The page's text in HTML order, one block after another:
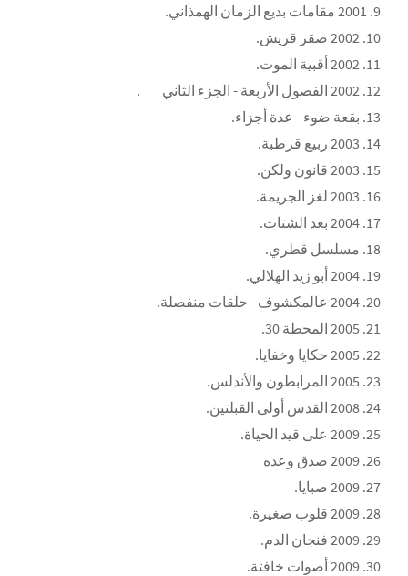
2001 مقامات بديع الزمان الهمذاني.
2002 صقر قريش.
2002أقبية الموت.
2002 الفصول الأربعة - الجزء الثاني
بقعة ضوء - عدة أجزاء.
2003 ربيع قرطبة.
2003 قانون ولكن.
2003 لغز الجريمة.
2004 بعد الشتات.
مسلسل قطري.
2004أبو زيد الهلالي.
2004 عالمكشوف - حلقات منفصلة.
2005 المحطة 30
.
2005 حكايا وخفايا.
2005 المرابطون والأندلس.
2008 القدس أولى القبلتين.
2009 على قيد الحياة.
2009 صدق وعده
2009 صبايا.
2009 قلوب صغيرة.
2009 فنجان الدم.
2009أصوات خافتة.